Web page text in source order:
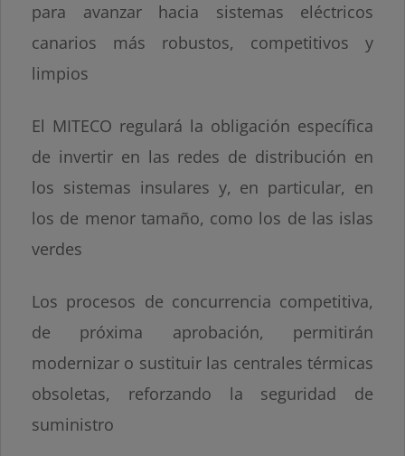
para avanzar hacia sistemas eléctricos
canarios más robustos, competitivos y
limpios
El MITECO regulará la obligación específica
de invertir en las redes de distribución en
los sistemas insulares y, en particular, en
los de menor tamaño, como los de las islas
verdes
Los procesos de concurrencia competitiva,
de próxima aprobación, permitirán
modernizar o sustituir las centrales térmicas
obsoletas, reforzando la seguridad de
suministro